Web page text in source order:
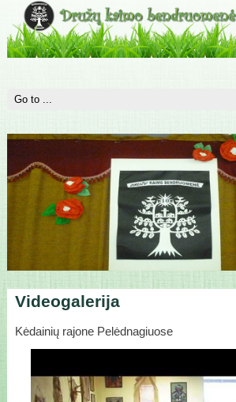
Videogalerija
Kėdainių rajone Pelėdnagiuose